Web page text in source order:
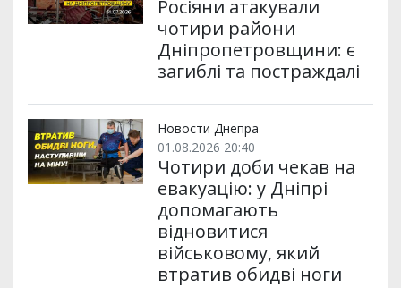
Росіяни атакували
чотири райони
Дніпропетровщини: є
загиблі та постраждалі
Новости Днепра
01.08.2026 20:40
Чотири доби чекав на
евакуацію: у Дніпрі
допомагають
відновитися
військовому, який
втратив обидві ноги